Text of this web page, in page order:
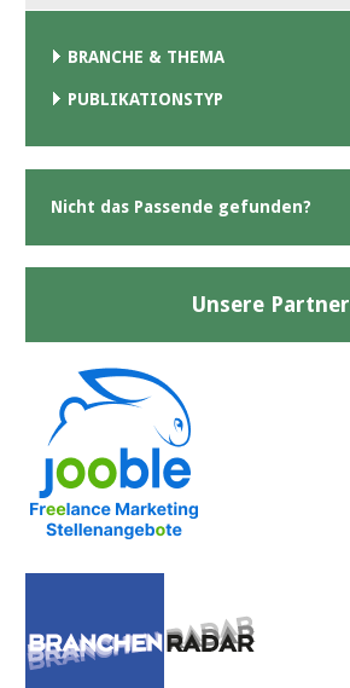
BRANCHE & THEMA
PUBLIKATIONSTYP
Nicht das Passende gefunden?
Unsere Partner